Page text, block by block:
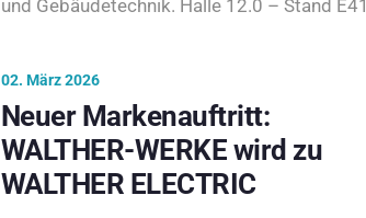
und Gebäudetechnik. Halle 12.0 – Stand E41
02. März 2026
Neuer Markenauftritt:
WALTHER-WERKE wird zu
WALTHER ELECTRIC